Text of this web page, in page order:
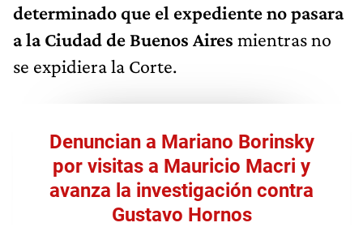
determinado que el expediente no pasara
a la Ciudad de Buenos Aires mientras no
se expidiera la Corte.
Denuncian a Mariano Borinsky
por visitas a Mauricio Macri y
avanza la investigación contra
Gustavo Hornos